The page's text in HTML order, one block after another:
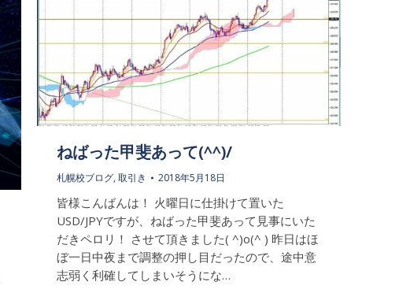
ねばった甲斐あって(^^)/
札幌校ブログ, 取引き 2018年5月18日
皆様こんばんは！ 火曜日に仕掛けて置いた
USD/JPYですが、ねばった甲斐あって見事にいた
だきペロリ！ させて頂きました( ^)o(^ ) 昨日はほ
ぼ一日中夜まで調整の押し目だったので、途中意
志弱く利確してしまいそうにな…